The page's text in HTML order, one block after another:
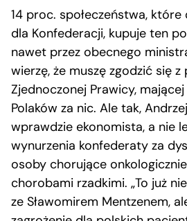
14 proc. społeczeństwa,
dla Konfederacji, kupuje ten
nawet przez obecnego
wierzę, że muszę zgodzić się
Zjednoczonej Prawicy, mającej
Polaków za nic. Ale tak,
wprawdzie ekonomista, a nie
wynurzenia konfederaty za
osoby chorujące
chorobami rzadkimi. „To już
ze Sławomirem Mentzenem,